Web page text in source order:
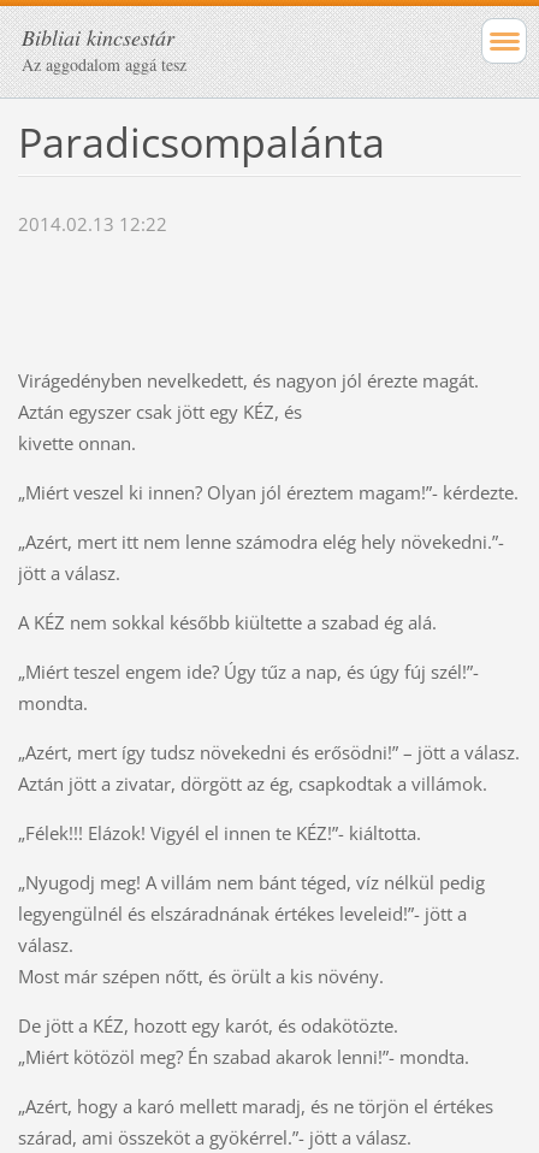
Bibliai kincsestár
Az aggodalom aggá tesz
Paradicsompalánta
2014.02.13 12:22
Virágedényben nevelkedett, és nagyon jól érezte magát.
Aztán egyszer csak jött egy KÉZ, és
kivette onnan.
„Miért veszel ki innen? Olyan jól éreztem magam!”- kérdezte.
„Azért, mert itt nem lenne számodra elég hely növekedni.”-
jött a válasz.
A KÉZ nem sokkal később kiültette a szabad ég alá.
„Miért teszel engem ide? Úgy tűz a nap, és úgy fúj szél!”-
mondta.
„Azért, mert így tudsz növekedni és erősödni!” – jött a válasz.
Aztán jött a zivatar, dörgött az ég, csapkodtak a villámok.
„Félek!!! Elázok! Vigyél el innen te KÉZ!”- kiáltotta.
„Nyugodj meg! A villám nem bánt téged, víz nélkül pedig
legyengülnél és elszáradnának értékes leveleid!”- jött a
válasz.
Most már szépen nőtt, és örült a kis növény.
De jött a KÉZ, hozott egy karót, és odakötözte.
„Miért kötözöl meg? Én szabad akarok lenni!”- mondta.
„Azért, hogy a karó mellett maradj, és ne törjön el értékes
szárad, ami összeköt a gyökérrel.”- jött a válasz.